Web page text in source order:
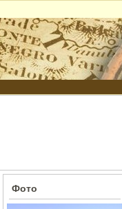
Фото